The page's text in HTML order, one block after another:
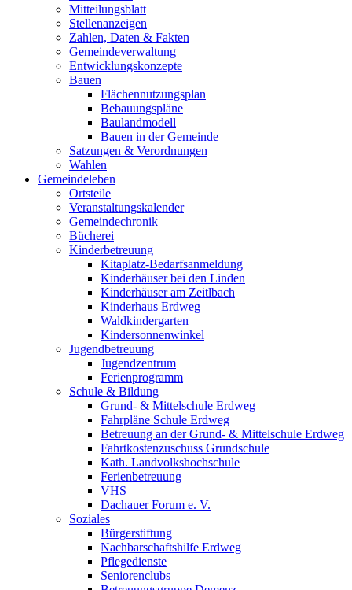
Mitteilungsblatt
Stellenanzeigen
Zahlen, Daten & Fakten
Gemeindeverwaltung
Entwicklungskonzepte
Bauen
Flächennutzungsplan
Bebauungspläne
Baulandmodell
Bauen in der Gemeinde
Satzungen & Verordnungen
Wahlen
Gemeindeleben
Ortsteile
Veranstaltungskalender
Gemeindechronik
Bücherei
Kinderbetreuung
Kitaplatz-Bedarfsanmeldung
Kinderhäuser bei den Linden
Kinderhäuser am Zeitlbach
Kinderhaus Erdweg
Waldkindergarten
Kindersonnenwinkel
Jugendbetreuung
Jugendzentrum
Ferienprogramm
Schule & Bildung
Grund- & Mittelschule Erdweg
Fahrpläne Schule Erdweg
Betreuung an der Grund- & Mittelschule Erdweg
Fahrtkostenzuschuss Grundschule
Kath. Landvolkshochschule
Ferienbetreuung
VHS
Dachauer Forum e. V.
Soziales
Bürgerstiftung
Nachbarschaftshilfe Erdweg
Pflegedienste
Seniorenclubs